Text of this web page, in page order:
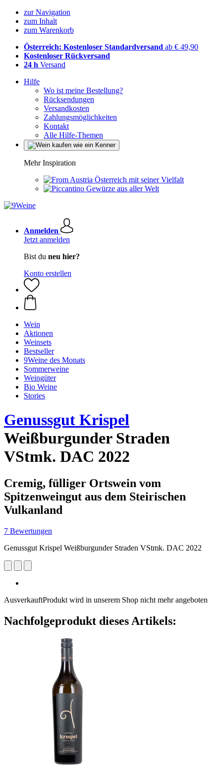
zur Navigation
zum Inhalt
zum Warenkorb
Österreich: Kostenloser Standardversand ab € 49,90
Kostenloser Rückversand
24 h Versand
Hilfe
Wo ist meine Bestellung?
Rücksendungen
Versandkosten
Zahlungsmöglichkeiten
Kontakt
Alle Hilfe-Themen
Mehr Inspiration
Österreich mit seiner Vielfalt
Gewürze aus aller Welt
Anmelden
Jetzt anmelden
Bist du neu hier?
Konto erstellen
Wein
Aktionen
Weinsets
Bestseller
9Weine des Monats
Sommerweine
Weingüter
Bio Weine
Stories
Genussgut Krispel
Weißburgunder Straden
VStmk. DAC 2022
Cremig, fülliger Ortswein vom
Spitzenweingut aus dem Steirischen
Vulkanland
7 Bewertungen
Genussgut Krispel Weißburgunder Straden VStmk. DAC 2022
AusverkauftProdukt wird in unserem Shop nicht mehr angeboten
Nachfolgeprodukt dieses Artikels: